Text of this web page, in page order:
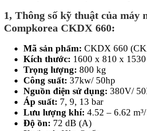
1, Thông số kỹ thuật của máy
Compkorea CKDX 660:
Mã sản phẩm: CKDX 660
Kích thước: 1600 x 810 x
Trọng lượng: 800 kg
Công suất: 37kw/ 50hp
Nguồn điện sử dụng: 380V/
Áp suất: 7, 9, 13 bar
Lưu lượng khí: 4.52 – 6.62
Độ ồn: 72 dB (A)